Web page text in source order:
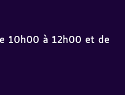
10h00 à 12h00 et de